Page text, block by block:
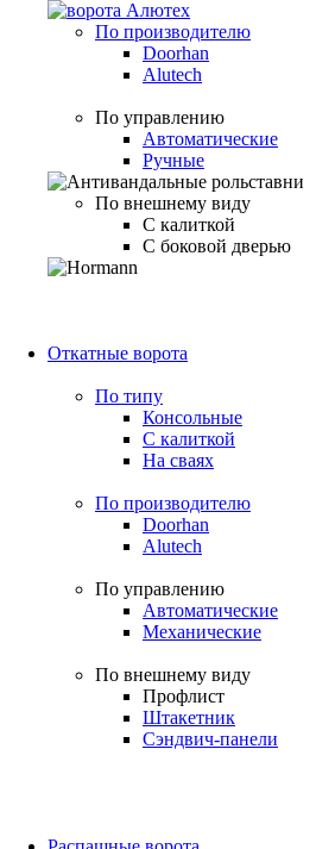
По производителю
Doorhan
Alutech
По управлению
Автоматические
Ручные
По внешнему виду
С калиткой
С боковой дверью
Откатные ворота
По типу
Консольные
С калиткой
На сваях
По производителю
Doorhan
Alutech
По управлению
Автоматические
Механические
По внешнему виду
Профлист
Штакетник
Сэндвич-панели